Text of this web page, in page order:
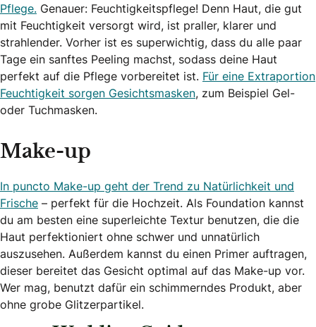
Pflege. Genauer: Feuchtigkeitspflege! Denn Haut, die gut
mit Feuchtigkeit versorgt wird, ist praller, klarer und
strahlender. Vorher ist es superwichtig, dass du alle paar
Tage ein sanftes Peeling machst, sodass deine Haut
perfekt auf die Pflege vorbereitet ist. Für eine Extraportion
Feuchtigkeit sorgen Gesichtsmasken, zum Beispiel Gel-
oder Tuchmasken.
Make-up
In puncto Make-up geht der Trend zu Natürlichkeit und
Frische – perfekt für die Hochzeit. Als Foundation kannst
du am besten eine superleichte Textur benutzen, die die
Haut perfektioniert ohne schwer und unnatürlich
auszusehen. Außerdem kannst du einen Primer auftragen,
dieser bereitet das Gesicht optimal auf das Make-up vor.
Wer mag, benutzt dafür ein schimmerndes Produkt, aber
ohne grobe Glitzerpartikel.